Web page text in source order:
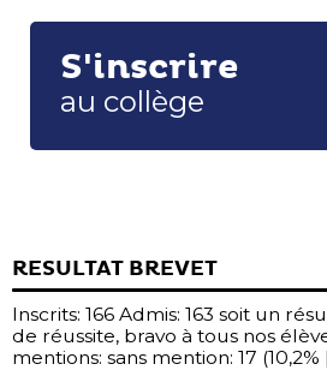
S'inscrire
au collège
RESULTAT BREVET
Inscrits: 166 Admis: 163 soit un
de réussite, bravo à tous nos
mentions: sans mention: 17 (10,2%